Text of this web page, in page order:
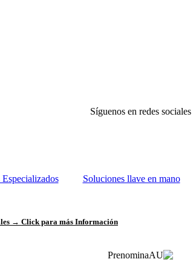
Síguenos en redes sociales
Soluciones llave en mano
→ Click para más Información